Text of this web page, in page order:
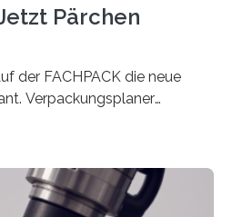
Pärchen
der FACHPACK die neue
Verpackungsplaner
und in der Zulieferindustrie.
Die Anordnung kann
erhält so mehr Kontrolle